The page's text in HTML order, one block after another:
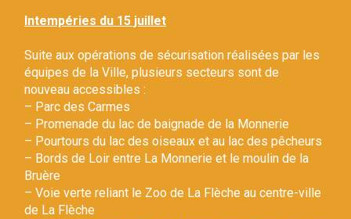
Intempéries du 15 juillet
Suite aux opérations de sécurisation réalisées par les
équipes de la Ville, plusieurs secteurs sont de
nouveau accessibles :
– Parc des Carmes
– Promenade du lac de baignade de la Monnerie
– Pourtours du lac des oiseaux et au lac des pêcheurs
– Bords de Loir entre La Monnerie et le moulin de la
Bruère
– Voie verte reliant le Zoo de La Flèche au centre-ville
de La Flèche